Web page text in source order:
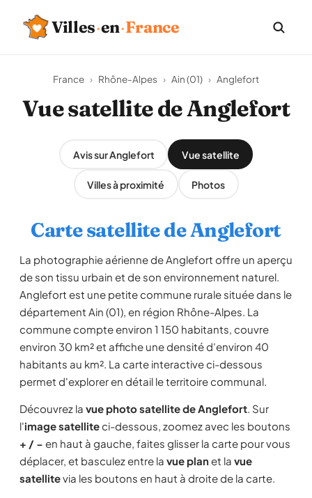
Villes·en·France
France › Rhône-Alpes › Ain (01) › Anglefort
Vue satellite de Anglefort
Avis sur Anglefort Vue satellite
Villes à proximité Photos
Carte satellite de Anglefort
La photographie aérienne de Anglefort offre un aperçu
de son tissu urbain et de son environnement naturel.
Anglefort est une petite commune rurale située dans le
département Ain (01), en région Rhône-Alpes. La
commune compte environ 1 150 habitants, couvre
environ 30 km² et affiche une densité d'environ 40
habitants au km². La carte interactive ci-dessous
permet d'explorer en détail le territoire communal.
Découvrez la vue photo satellite de Anglefort. Sur
l'image satelliteci-dessous, zoomez avec les boutons
+ / − en haut à gauche, faites glisser la carte pour vous
déplacer, et basculez entre la vue planet la vue
satellitevia les boutons en haut à droite de la carte.